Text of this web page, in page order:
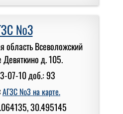
№3
область Всеволожский
д. 105.
07-10 доб.: 93
АГЗС №3 на карте.
30.495145